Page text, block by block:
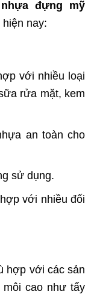
đựng mỹ
nay:
với nhiều loại
rửa mặt, kem
an toàn cho
sử dụng.
với nhiều đối
hợp với các sản
môi cao như tẩy